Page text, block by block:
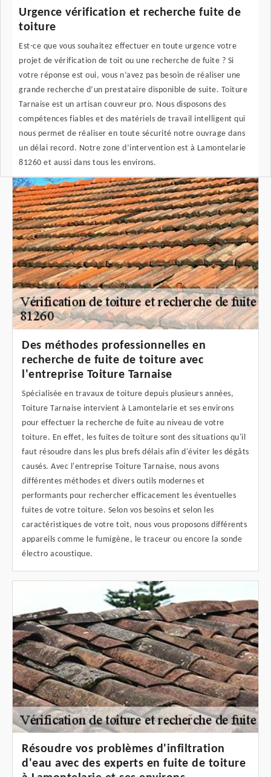
Urgence vérification et recherche fuite de
toiture
Est-ce que vous souhaitez effectuer en toute urgence votre
projet de vérification de toit ou une recherche de fuite ? Si
votre réponse est oui, vous n’avez pas besoin de réaliser une
grande recherche d’un prestataire disponible de suite. Toiture
Tarnaise est un artisan couvreur pro. Nous disposons des
compétences fiables et des matériels de travail intelligent qui
nous permet de réaliser en toute sécurité notre ouvrage dans
un délai record. Notre zone d’intervention est à Lamontelarie
81260 et aussi dans tous les environs.
Des méthodes professionnelles en
recherche de fuite de toiture avec
l'entreprise Toiture Tarnaise
Spécialisée en travaux de toiture depuis plusieurs années,
Toiture Tarnaise intervient à Lamontelarie et ses environs
pour effectuer la recherche de fuite au niveau de votre
toiture. En effet, les fuites de toiture sont des situations qu'il
faut résoudre dans les plus brefs délais afin d'éviter les dégâts
causés. Avec l'entreprise Toiture Tarnaise, nous avons
différentes méthodes et divers outils modernes et
performants pour rechercher efficacement les éventuelles
fuites de votre toiture. Selon vos besoins et selon les
caractéristiques de votre toit, nous vous proposons différents
appareils comme le fumigène, le traceur ou encore la sonde
électro acoustique.
Résoudre vos problèmes d'infiltration
d'eau avec des experts en fuite de toiture